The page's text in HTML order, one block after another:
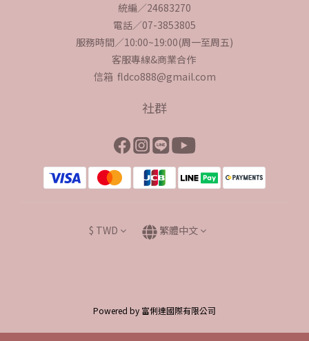
統編／24683270
電話／07-3853805
服務時間／10:00~19:00(周一至周五)
客服專線&商業合作
信箱 fldco888@gmail.com
社群
$ TWD 繁體中文
Powered by 富俐達國際有限公司